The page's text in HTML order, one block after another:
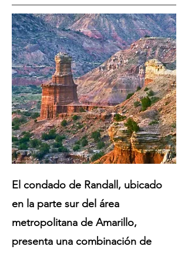
El condado de Randall, ubicado
en la parte sur del área
metropolitana de Amarillo,
presenta una combinación de